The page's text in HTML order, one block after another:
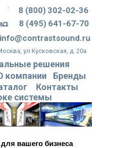
Бренды
компании
Контакты
ул Кусковская, д. 20а
info@contrastsound.ru
8 (495) 641-67-70
8 (800) 302-02-36
решения
системы
вашего бизнеса